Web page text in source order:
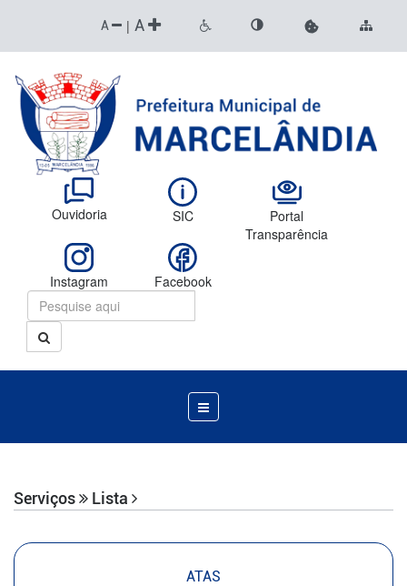
A | A
Ouvidoria SIC
Portal
Transparência
Instagram Facebook
Menu
de
Navegação
Serviços Lista
ATAS